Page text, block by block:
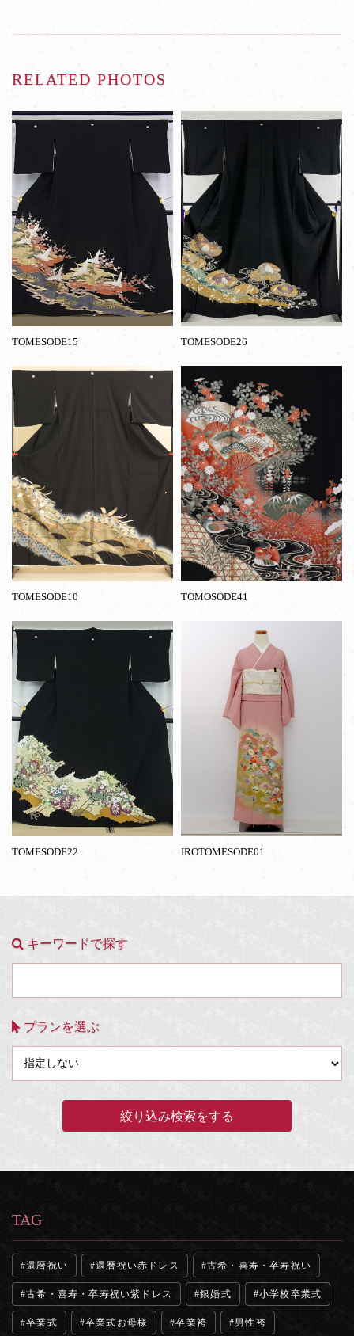
RELATED PHOTOS
TOMESODE15 TOMESODE26
TOMESODE10 TOMOSODE41
TOMESODE22 IROTOMESODE01
キーワードで探す
プランを選ぶ
TAG
還暦祝い 還暦祝い赤ドレス 古希・喜寿・卒寿祝い
古希・喜寿・卒寿祝い紫ドレス 銀婚式 小学校卒業式
卒業式 卒業式お母様 卒業袴 男性袴